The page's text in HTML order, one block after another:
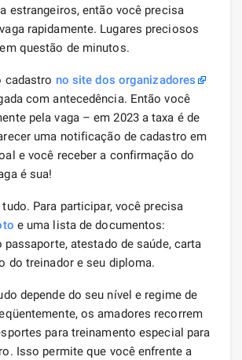
estrangeiros, então você precisa
rapidamente. Lugares preciosos
questão de minutos.
cadastro no site dos organizadores
com antecedência. Então você
pela vaga – em 2023 a taxa é de
uma notificação de cadastro em
e você receber a confirmação do
é sua!
Para participar, você precisa
e uma lista de documentos:
atestado de saúde, carta
do treinador e seu diploma.
depende do seu nível e regime de
os amadores recorrem
para treinamento especial para
Isso permite que você enfrente a